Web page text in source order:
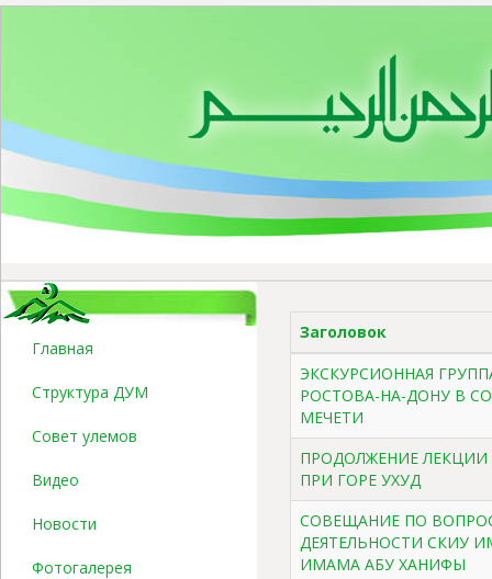
Главная
Структура ДУМ
Совет улемов
Видео
Новости
Фотогалерея
Заголовок
ЭКСКУРСИОННАЯ
РОСТОВА-НА-ДОНУ В
МЕЧЕТИ
ПРОДОЛЖЕНИЕ ЛЕКЦИИ
ПРИ ГОРЕ УХУД
СОВЕЩАНИЕ ПО
ДЕЯТЕЛЬНОСТИ СКИУ
ИМАМА АБУ ХАНИФЫ